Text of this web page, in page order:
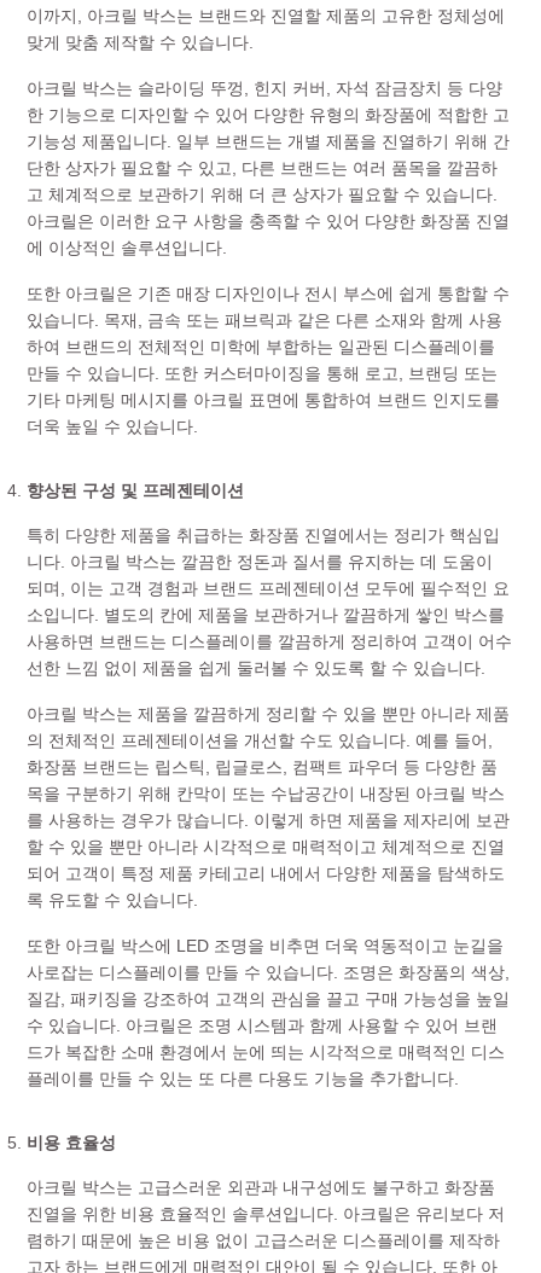
이까지, 아크릴 박스는 브랜드와 진열할 제품의 고유한 정체성에
맞게 맞춤 제작할 수 있습니다.
아크릴 박스는 슬라이딩 뚜껑, 힌지 커버, 자석 잠금장치 등 다양
한 기능으로 디자인할 수 있어 다양한 유형의 화장품에 적합한 고
기능성 제품입니다. 일부 브랜드는 개별 제품을 진열하기 위해 간
단한 상자가 필요할 수 있고, 다른 브랜드는 여러 품목을 깔끔하
고 체계적으로 보관하기 위해 더 큰 상자가 필요할 수 있습니다.
아크릴은 이러한 요구 사항을 충족할 수 있어 다양한 화장품 진열
에 이상적인 솔루션입니다.
또한 아크릴은 기존 매장 디자인이나 전시 부스에 쉽게 통합할 수
있습니다. 목재, 금속 또는 패브릭과 같은 다른 소재와 함께 사용
하여 브랜드의 전체적인 미학에 부합하는 일관된 디스플레이를
만들 수 있습니다. 또한 커스터마이징을 통해 로고, 브랜딩 또는
기타 마케팅 메시지를 아크릴 표면에 통합하여 브랜드 인지도를
더욱 높일 수 있습니다.
향상된 구성 및 프레젠테이션
특히 다양한 제품을 취급하는 화장품 진열에서는 정리가 핵심입
니다. 아크릴 박스는 깔끔한 정돈과 질서를 유지하는 데 도움이
되며, 이는 고객 경험과 브랜드 프레젠테이션 모두에 필수적인 요
소입니다. 별도의 칸에 제품을 보관하거나 깔끔하게 쌓인 박스를
사용하면 브랜드는 디스플레이를 깔끔하게 정리하여 고객이 어수
선한 느낌 없이 제품을 쉽게 둘러볼 수 있도록 할 수 있습니다.
아크릴 박스는 제품을 깔끔하게 정리할 수 있을 뿐만 아니라 제품
의 전체적인 프레젠테이션을 개선할 수도 있습니다. 예를 들어,
화장품 브랜드는 립스틱, 립글로스, 컴팩트 파우더 등 다양한 품
목을 구분하기 위해 칸막이 또는 수납공간이 내장된 아크릴 박스
를 사용하는 경우가 많습니다. 이렇게 하면 제품을 제자리에 보관
할 수 있을 뿐만 아니라 시각적으로 매력적이고 체계적으로 진열
되어 고객이 특정 제품 카테고리 내에서 다양한 제품을 탐색하도
록 유도할 수 있습니다.
또한 아크릴 박스에 LED 조명을 비추면 더욱 역동적이고 눈길을
사로잡는 디스플레이를 만들 수 있습니다. 조명은 화장품의 색상,
질감, 패키징을 강조하여 고객의 관심을 끌고 구매 가능성을 높일
수 있습니다. 아크릴은 조명 시스템과 함께 사용할 수 있어 브랜
드가 복잡한 소매 환경에서 눈에 띄는 시각적으로 매력적인 디스
플레이를 만들 수 있는 또 다른 다용도 기능을 추가합니다.
비용 효율성
아크릴 박스는 고급스러운 외관과 내구성에도 불구하고 화장품
진열을 위한 비용 효율적인 솔루션입니다. 아크릴은 유리보다 저
렴하기 때문에 높은 비용 없이 고급스러운 디스플레이를 제작하
고자 하는 브랜드에게 매력적인 대안이 될 수 있습니다. 또한 아